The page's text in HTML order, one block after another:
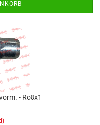
- Ro8x1